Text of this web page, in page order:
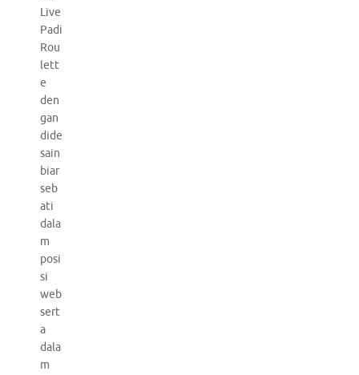
Live
Padi
Rou
lett
e
den
gan
dide
sain
biar
seb
ati
dala
m
posi
si
web
sert
a
dala
m